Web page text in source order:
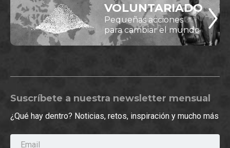
VOLUNTARIADO
Pequeñas acciones
para cambiar el mundo
Suscríbete a nuestra newsletter mensual
¿Qué hay dentro? Noticias, retos, inspiración y mucho más
Email